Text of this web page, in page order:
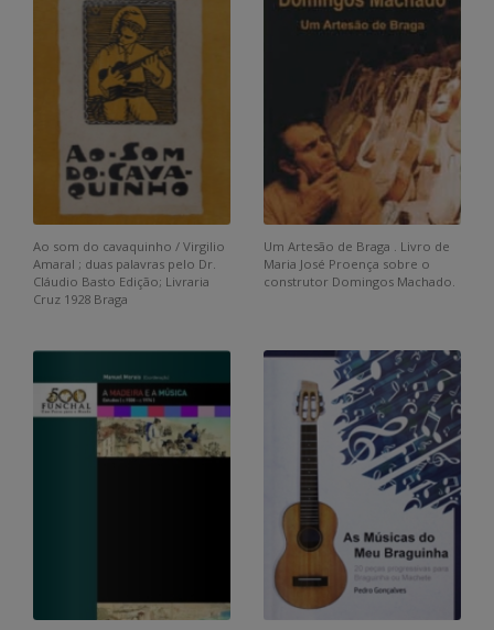
Ao som do cavaquinho / Virgilio
Amaral ; duas palavras pelo Dr.
Cláudio Basto Edição; Livraria
Cruz 1928 Braga
Um Artesão de Braga . Livro de
Maria José Proença sobre o
construtor Domingos Machado.